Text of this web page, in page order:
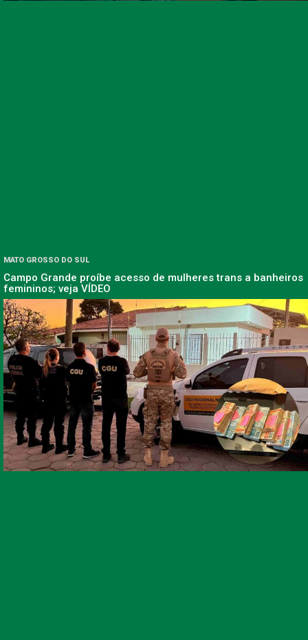
MATO GROSSO DO SUL
Campo Grande proíbe acesso de mulheres trans a banheiros
femininos; veja VÍDEO